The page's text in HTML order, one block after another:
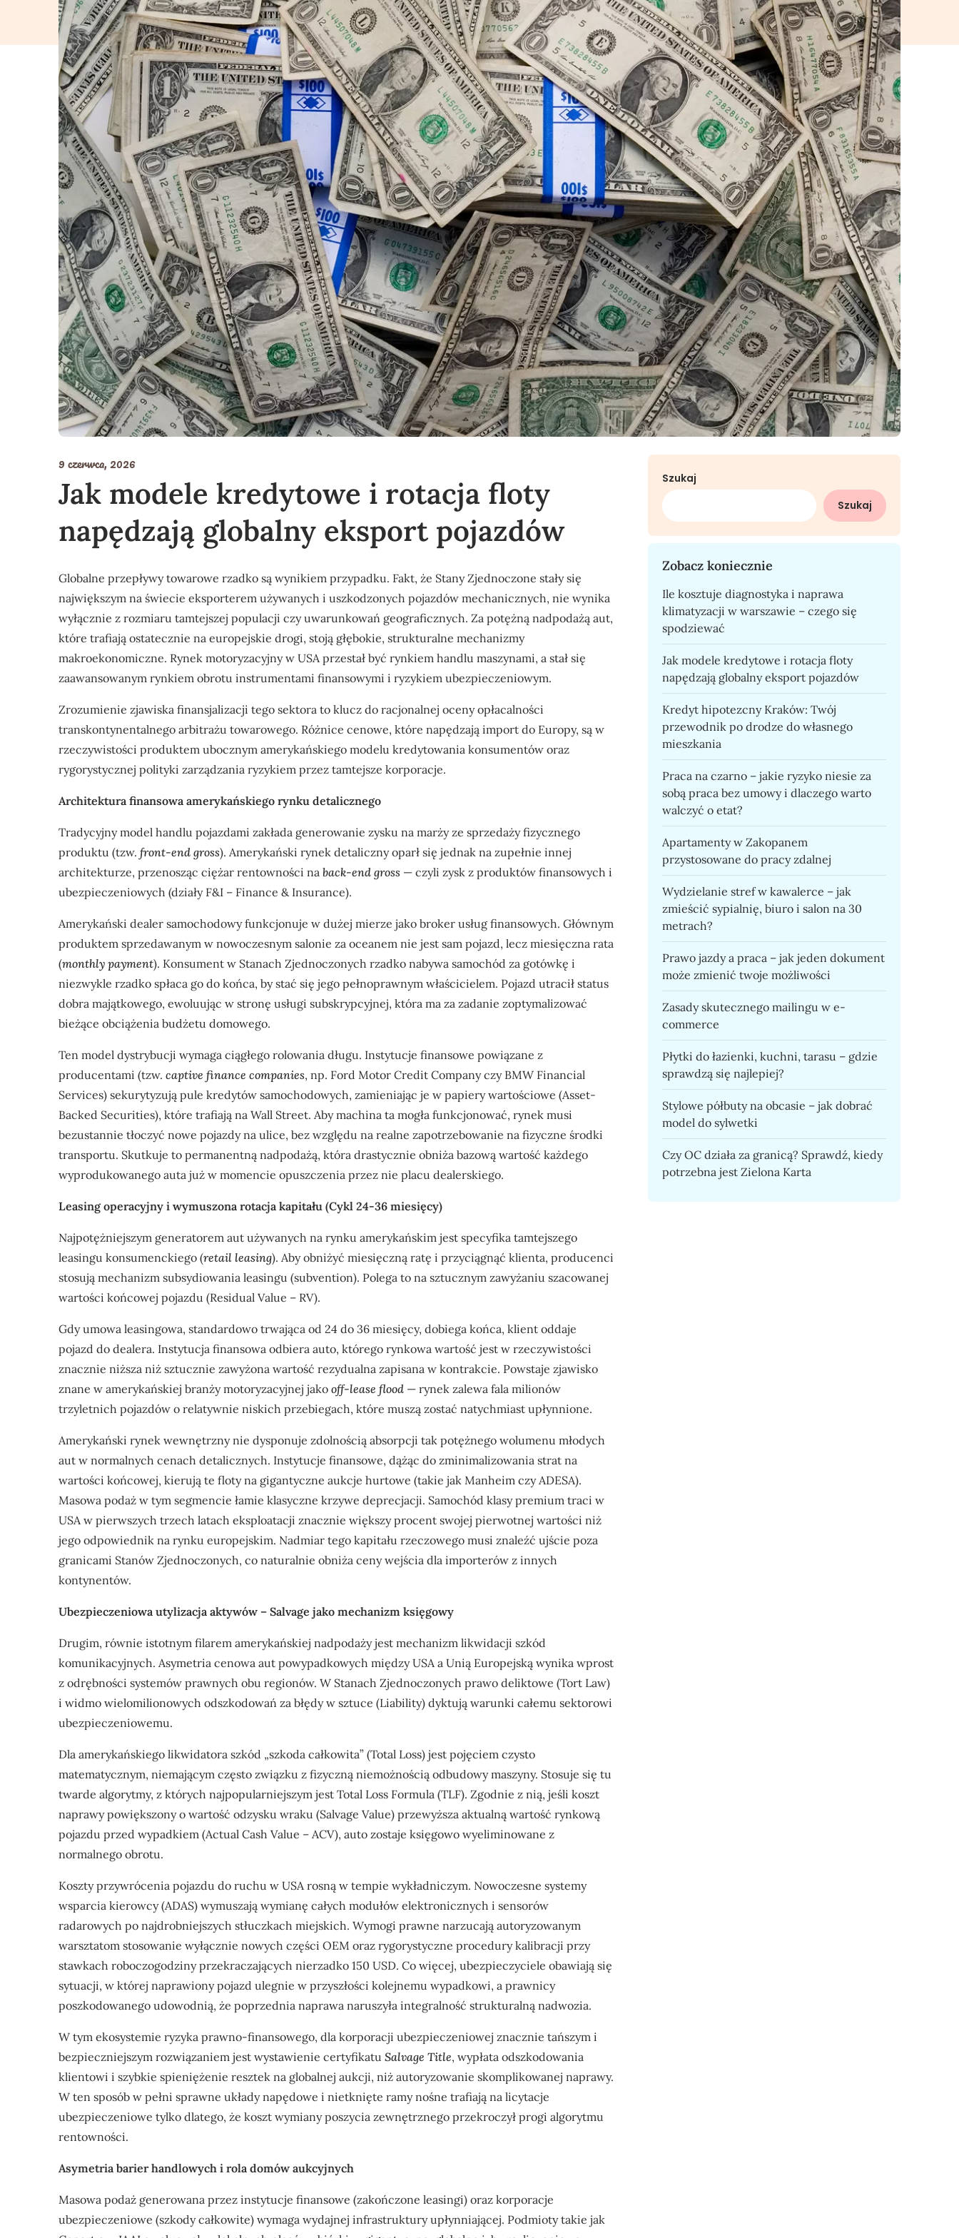
9 czerwca, 2026
Jak modele kredytowe i rotacja floty
napędzają globalny eksport pojazdów
Globalne przepływy towarowe rzadko są wynikiem przypadku. Fakt, że Stany Zjednoczone stały się
największym na świecie eksporterem używanych i uszkodzonych pojazdów mechanicznych, nie wynika
wyłącznie z rozmiaru tamtejszej populacji czy uwarunkowań geograficznych. Za potężną nadpodażą aut,
które trafiają ostatecznie na europejskie drogi, stoją głębokie, strukturalne mechanizmy
makroekonomiczne. Rynek motoryzacyjny w USA przestał być rynkiem handlu maszynami, a stał się
zaawansowanym rynkiem obrotu instrumentami finansowymi i ryzykiem ubezpieczeniowym.
Zrozumienie zjawiska finansjalizacji tego sektora to klucz do racjonalnej oceny opłacalności
transkontynentalnego arbitrażu towarowego. Różnice cenowe, które napędzają import do Europy, są w
rzeczywistości produktem ubocznym amerykańskiego modelu kredytowania konsumentów oraz
rygorystycznej polityki zarządzania ryzykiem przez tamtejsze korporacje.
Architektura finansowa amerykańskiego rynku detalicznego
Tradycyjny model handlu pojazdami zakłada generowanie zysku na marży ze sprzedaży fizycznego
produktu (tzw. front-end gross). Amerykański rynek detaliczny oparł się jednak na zupełnie innej
architekturze, przenosząc ciężar rentowności na back-end gross — czyli zysk z produktów finansowych i
ubezpieczeniowych (działy F&I – Finance & Insurance).
Amerykański dealer samochodowy funkcjonuje w dużej mierze jako broker usług finansowych. Głównym
produktem sprzedawanym w nowoczesnym salonie za oceanem nie jest sam pojazd, lecz miesięczna rata
(monthly payment). Konsument w Stanach Zjednoczonych rzadko nabywa samochód za gotówkę i
niezwykle rzadko spłaca go do końca, by stać się jego pełnoprawnym właścicielem. Pojazd utracił status
dobra majątkowego, ewoluując w stronę usługi subskrypcyjnej, która ma za zadanie zoptymalizować
bieżące obciążenia budżetu domowego.
Ten model dystrybucji wymaga ciągłego rolowania długu. Instytucje finansowe powiązane z
producentami (tzw. captive finance companies, np. Ford Motor Credit Company czy BMW Financial
Services) sekurytyzują pule kredytów samochodowych, zamieniając je w papiery wartościowe (Asset-
Backed Securities), które trafiają na Wall Street. Aby machina ta mogła funkcjonować, rynek musi
bezustannie tłoczyć nowe pojazdy na ulice, bez względu na realne zapotrzebowanie na fizyczne środki
transportu. Skutkuje to permanentną nadpodażą, która drastycznie obniża bazową wartość każdego
wyprodukowanego auta już w momencie opuszczenia przez nie placu dealerskiego.
Leasing operacyjny i wymuszona rotacja kapitału (Cykl 24-36 miesięcy)
Najpotężniejszym generatorem aut używanych na rynku amerykańskim jest specyfika tamtejszego
leasingu konsumenckiego (retail leasing). Aby obniżyć miesięczną ratę i przyciągnąć klienta, producenci
stosują mechanizm subsydiowania leasingu (subvention). Polega to na sztucznym zawyżaniu szacowanej
wartości końcowej pojazdu (Residual Value – RV).
Gdy umowa leasingowa, standardowo trwająca od 24 do 36 miesięcy, dobiega końca, klient oddaje
pojazd do dealera. Instytucja finansowa odbiera auto, którego rynkowa wartość jest w rzeczywistości
znacznie niższa niż sztucznie zawyżona wartość rezydualna zapisana w kontrakcie. Powstaje zjawisko
znane w amerykańskiej branży motoryzacyjnej jako off-lease flood — rynek zalewa fala milionów
trzyletnich pojazdów o relatywnie niskich przebiegach, które muszą zostać natychmiast upłynnione.
Amerykański rynek wewnętrzny nie dysponuje zdolnością absorpcji tak potężnego wolumenu młodych
aut w normalnych cenach detalicznych. Instytucje finansowe, dążąc do zminimalizowania strat na
wartości końcowej, kierują te floty na gigantyczne aukcje hurtowe (takie jak Manheim czy ADESA).
Masowa podaż w tym segmencie łamie klasyczne krzywe deprecjacji. Samochód klasy premium traci w
USA w pierwszych trzech latach eksploatacji znacznie większy procent swojej pierwotnej wartości niż
jego odpowiednik na rynku europejskim. Nadmiar tego kapitału rzeczowego musi znaleźć ujście poza
granicami Stanów Zjednoczonych, co naturalnie obniża ceny wejścia dla importerów z innych
kontynentów.
Ubezpieczeniowa utylizacja aktywów – Salvage jako mechanizm księgowy
Drugim, równie istotnym filarem amerykańskiej nadpodaży jest mechanizm likwidacji szkód
komunikacyjnych. Asymetria cenowa aut powypadkowych między USA a Unią Europejską wynika wprost
z odrębności systemów prawnych obu regionów. W Stanach Zjednoczonych prawo deliktowe (Tort Law)
i widmo wielomilionowych odszkodowań za błędy w sztuce (Liability) dyktują warunki całemu sektorowi
ubezpieczeniowemu.
Dla amerykańskiego likwidatora szkód „szkoda całkowita” (Total Loss) jest pojęciem czysto
matematycznym, niemającym często związku z fizyczną niemożnością odbudowy maszyny. Stosuje się tu
twarde algorytmy, z których najpopularniejszym jest Total Loss Formula (TLF). Zgodnie z nią, jeśli koszt
naprawy powiększony o wartość odzysku wraku (Salvage Value) przewyższa aktualną wartość rynkową
pojazdu przed wypadkiem (Actual Cash Value – ACV), auto zostaje księgowo wyeliminowane z
normalnego obrotu.
Koszty przywrócenia pojazdu do ruchu w USA rosną w tempie wykładniczym. Nowoczesne systemy
wsparcia kierowcy (ADAS) wymuszają wymianę całych modułów elektronicznych i sensorów
radarowych po najdrobniejszych stłuczkach miejskich. Wymogi prawne narzucają autoryzowanym
warsztatom stosowanie wyłącznie nowych części OEM oraz rygorystyczne procedury kalibracji przy
stawkach roboczogodziny przekraczających nierzadko 150 USD. Co więcej, ubezpieczyciele obawiają się
sytuacji, w której naprawiony pojazd ulegnie w przyszłości kolejnemu wypadkowi, a prawnicy
poszkodowanego udowodnią, że poprzednia naprawa naruszyła integralność strukturalną nadwozia.
W tym ekosystemie ryzyka prawno-finansowego, dla korporacji ubezpieczeniowej znacznie tańszym i
bezpieczniejszym rozwiązaniem jest wystawienie certyfikatu Salvage Title, wypłata odszkodowania
klientowi i szybkie spieniężenie resztek na globalnej aukcji, niż autoryzowanie skomplikowanej naprawy.
W ten sposób w pełni sprawne układy napędowe i nietknięte ramy nośne trafiają na licytacje
ubezpieczeniowe tylko dlatego, że koszt wymiany poszycia zewnętrznego przekroczył progi algorytmu
rentowności.
Asymetria barier handlowych i rola domów aukcyjnych
Masowa podaż generowana przez instytucje finansowe (zakończone leasingi) oraz korporacje
ubezpieczeniowe (szkody całkowite) wymaga wydajnej infrastruktury upłynniającej. Podmioty takie jak
Szukaj
Szukaj
Zobacz koniecznie
Ile kosztuje diagnostyka i naprawa
klimatyzacji w warszawie – czego się
spodziewać
Jak modele kredytowe i rotacja floty
napędzają globalny eksport pojazdów
Kredyt hipotezcny Kraków: Twój
przewodnik po drodze do własnego
mieszkania
Praca na czarno – jakie ryzyko niesie za
sobą praca bez umowy i dlaczego warto
walczyć o etat?
Apartamenty w Zakopanem
przystosowane do pracy zdalnej
Wydzielanie stref w kawalerce – jak
zmieścić sypialnię, biuro i salon na 30
metrach?
Prawo jazdy a praca – jak jeden dokument
może zmienić twoje możliwości
Zasady skutecznego mailingu w e-
commerce
Płytki do łazienki, kuchni, tarasu – gdzie
sprawdzą się najlepiej?
Stylowe półbuty na obcasie – jak dobrać
model do sylwetki
Czy OC działa za granicą? Sprawdź, kiedy
potrzebna jest Zielona Karta